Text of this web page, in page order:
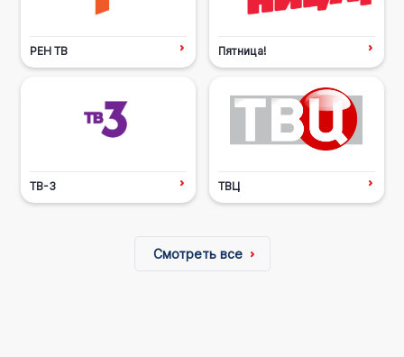
РЕН ТВ Пятница!
ТВ-3 ТВЦ
Смотреть все